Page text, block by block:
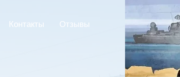
Контакты Отзывы